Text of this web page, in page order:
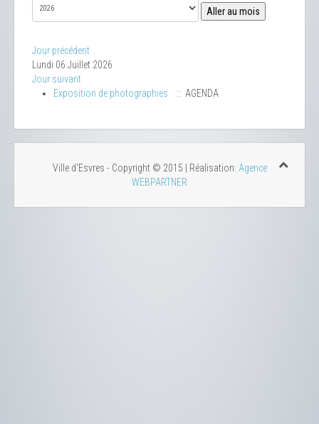
Aller au mois
Jour précédent
Lundi 06 Juillet 2026
Jour suivant
Exposition de photographies
:: AGENDA
Ville d'Esvres - Copyright © 2015 | Réalisation: Agence
WEBPARTNER